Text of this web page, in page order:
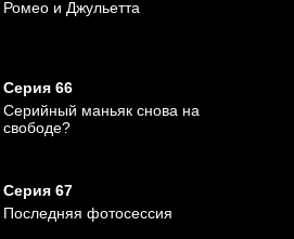
Ромео и Джульетта
Серия 66
Серийный маньяк снова на
свободе?
Серия 67
Последняя фотосессия